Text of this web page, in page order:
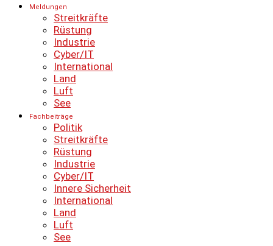
Meldungen
Streitkräfte
Rüstung
Industrie
Cyber/IT
International
Land
Luft
See
Fachbeiträge
Politik
Streitkräfte
Rüstung
Industrie
Cyber/IT
Innere Sicherheit
International
Land
Luft
See